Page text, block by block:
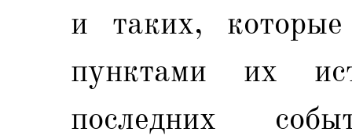
и таких,
пунктами их
последних